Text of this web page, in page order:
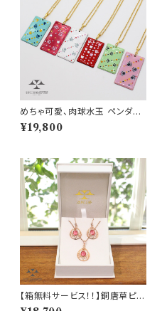
めちゃ可愛、肉球水玉 ペンダン
ト❤
¥19,800
【箱無料サービス！！】銅唐草ピン
クゴールド ネックレス＆ピア